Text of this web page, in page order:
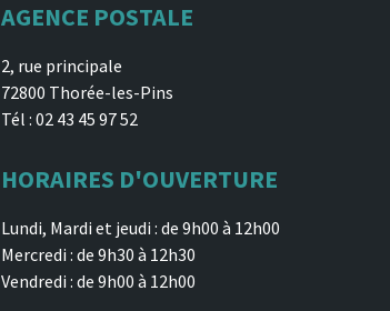
AGENCE POSTALE
2, rue principale
72800 Thorée-les-Pins
Tél : 02 43 45 97 52
HORAIRES D'OUVERTURE
Lundi, Mardi et jeudi : de 9h00 à 12h00
Mercredi : de 9h30 à 12h30
Vendredi : de 9h00 à 12h00